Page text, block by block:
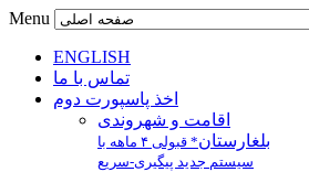
Menu
ENGLISH
تماس با ما
اخذ پاسپورت دوم
اقامت و شهروندی
بلغارستان
* قبولی ۴ ماهه با
سیستم جدید پیگیری-سریع